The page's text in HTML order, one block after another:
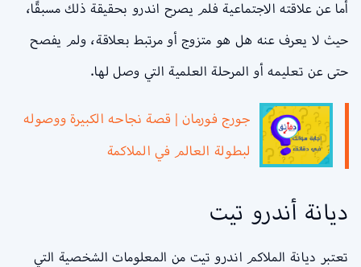
أما عن علاقته الاجتماعية فلم يصرح اندرو بحقيقة ذلك مسبقًا،
حيث لا يعرف عنه هل هو متزوج أو مرتبط بعلاقة، ولم يفصح
حتى عن تعليمه أو المرحلة العلمية التي وصل لها.
جورج فورمان | قصة نجاحه الكبيرة ووصوله
لبطولة العالم في الملاكمة
ديانة أندرو تيت
تعتبر ديانة الملاكم اندرو تيت من المعلومات الشخصية التي